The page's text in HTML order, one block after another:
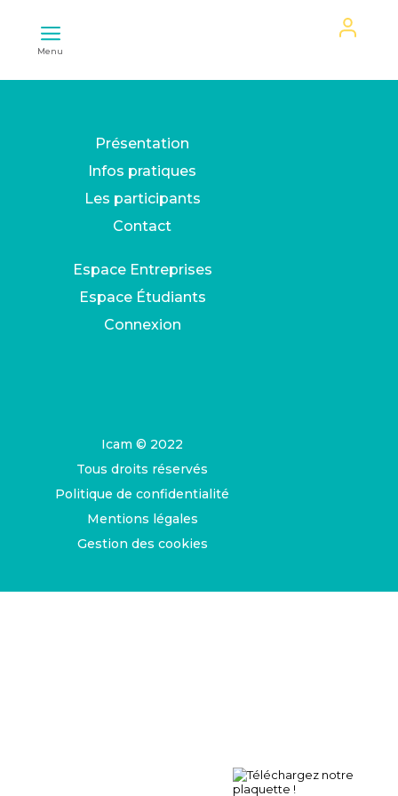
Menu
Présentation
Infos pratiques
Les participants
Contact
Espace Entreprises
Espace Étudiants
Connexion
Icam © 2022
Tous droits réservés
Politique de confidentialité
Mentions légales
Gestion des cookies